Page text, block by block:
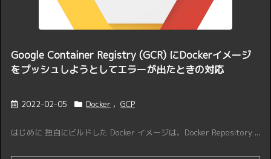
Google Container Registry (GCR) にDockerイメージ
をプッシュしようとしてエラーが出たときの対応
2022-02-05 Docker , GCP
はじめに 独自にビルドした Docker イメージは、Docker Repository ...